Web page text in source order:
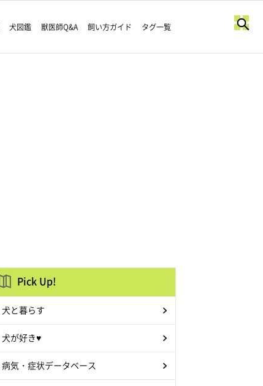
犬図鑑 獣医師Q&A 飼い方ガイド タグ一覧
Pick Up!
犬と暮らす
犬が好き♥
病気・症状データベース